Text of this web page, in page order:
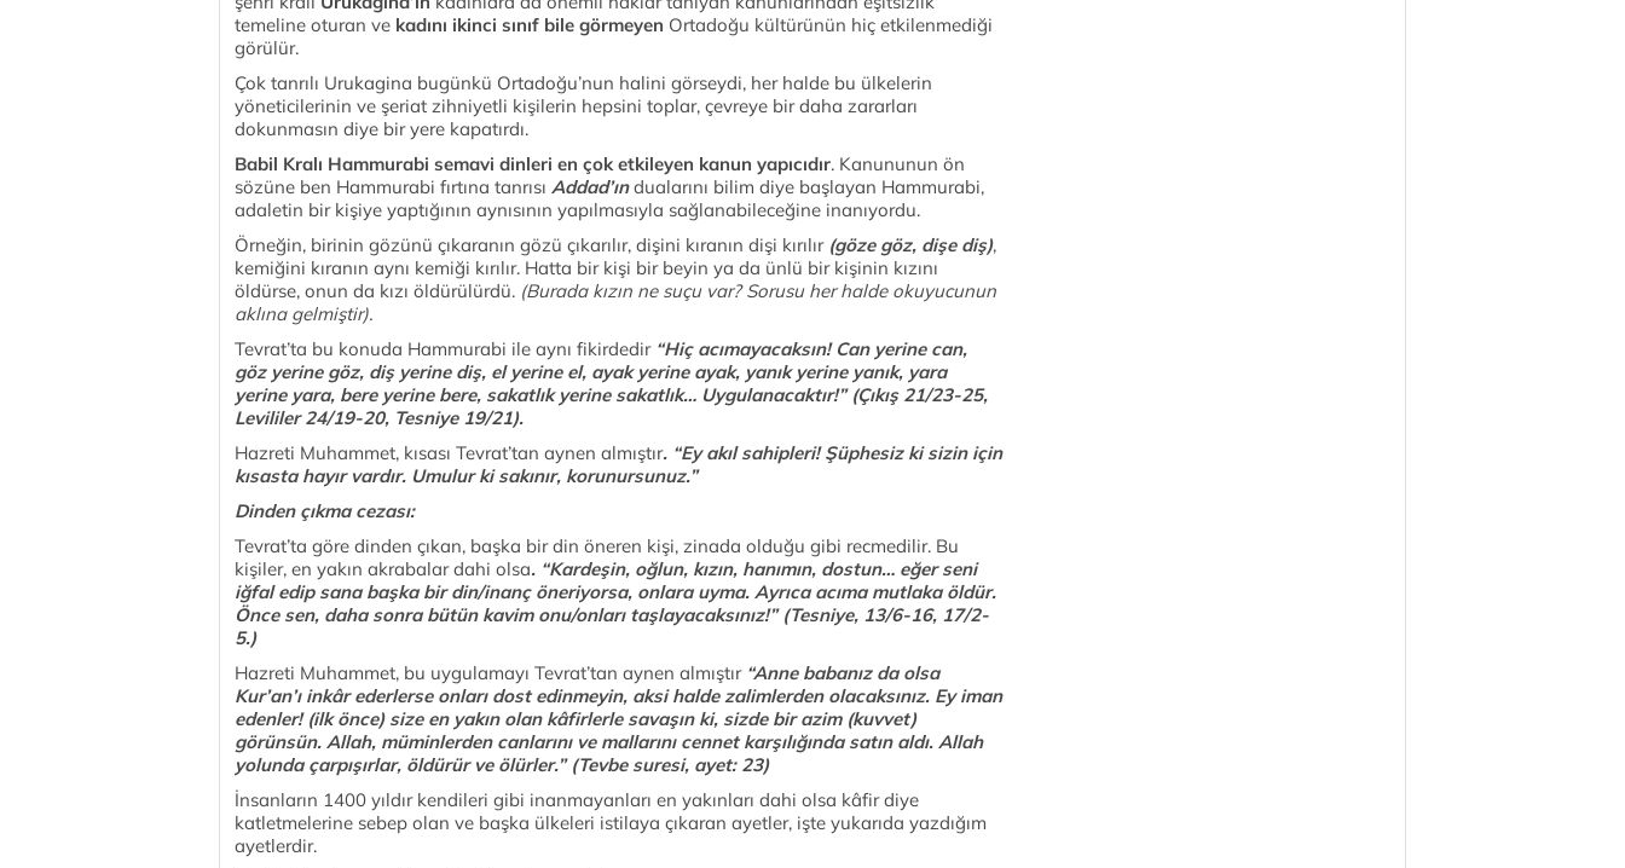
temeline oturan ve kadını ikinci sınıf bile görmeyen Ortadoğu kültürünün hiç etkilenmediği
görülür.
Çok tanrılı Urukagina bugünkü Ortadoğu’nun halini görseydi, her halde bu ülkelerin
yöneticilerinin ve şeriat zihniyetli kişilerin hepsini toplar, çevreye bir daha zararları
dokunmasın diye bir yere kapatırdı.
Babil Kralı Hammurabi semavi dinleri en çok etkileyen kanun yapıcıdır. Kanununun ön
sözüne ben Hammurabi fırtına tanrısı Addad’ındualarını bilim diye başlayan Hammurabi,
adaletin bir kişiye yaptığının aynısının yapılmasıyla sağlanabileceğine inanıyordu.
Örneğin, birinin gözünü çıkaranın gözü çıkarılır, dişini kıranın dişi kırılır (göze göz, dişe diş),
kemiğini kıranın aynı kemiği kırılır. Hatta bir kişi bir beyin ya da ünlü bir kişinin kızını
öldürse, onun da kızı öldürülürdü. (Burada kızın ne suçu var? Sorusu her halde okuyucunun
aklına gelmiştir).
Tevrat’ta bu konuda Hammurabi ile aynı fikirdedir “Hiç acımayacaksın! Can yerine can,
göz yerine göz, diş yerine diş, el yerine el, ayak yerine ayak, yanık yerine yanık, yara
yerine yara, bere yerine bere, sakatlık yerine sakatlık… Uygulanacaktır!” (Çıkış 21/23-25,
Levililer 24/19-20, Tesniye 19/21).
Hazreti Muhammet, kısası Tevrat’tan aynen almıştır. “Ey akıl sahipleri! Şüphesiz ki sizin için
kısasta hayır vardır. Umulur ki sakınır, korunursunuz.”
Dinden çıkma cezası:
Tevrat’ta göre dinden çıkan, başka bir din öneren kişi, zinada olduğu gibi recmedilir. Bu
kişiler, en yakın akrabalar dahi olsa. “Kardeşin, oğlun, kızın, hanımın, dostun… eğer seni
iğfal edip sana başka bir din/inanç öneriyorsa, onlara uyma. Ayrıca acıma mutlaka öldür.
Önce sen, daha sonra bütün kavim onu/onları taşlayacaksınız!” (Tesniye, 13/6-16, 17/2-
5.)
Hazreti Muhammet, bu uygulamayı Tevrat’tan aynen almıştır “Anne babanız da olsa
Kur’an’ı inkâr ederlerse onları dost edinmeyin, aksi halde zalimlerden olacaksınız. Ey iman
edenler! (ilk önce) size en yakın olan kâfirlerle savaşın ki, sizde bir azim (kuvvet)
görünsün. Allah, müminlerden canlarını ve mallarını cennet karşılığında satın aldı. Allah
yolunda çarpışırlar, öldürür ve ölürler.” (Tevbe suresi, ayet: 23)
İnsanların 1400 yıldır kendileri gibi inanmayanları en yakınları dahi olsa kâfir diye
katletmelerine sebep olan ve başka ülkeleri istilaya çıkaran ayetler, işte yukarıda yazdığım
ayetlerdir.